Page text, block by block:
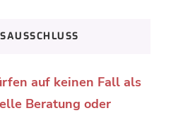
auf keinen Fall als
Beratung oder